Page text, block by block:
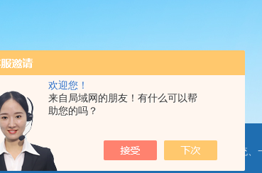
欢迎您！
来自局域网的朋友！有什么可以帮
助您的吗？
胶润滑剂PendoTECH压力监控与传送系统、一次压力传感器 ，圣